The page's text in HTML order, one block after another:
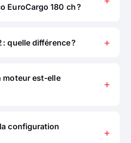
EuroCargo 180 ch ?
: quelle différence ?
moteur est-elle
configuration